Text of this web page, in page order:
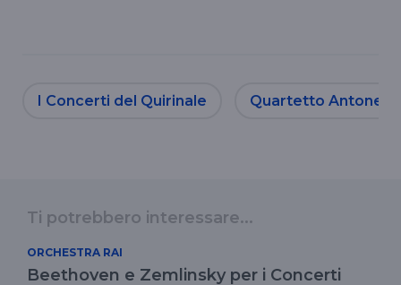
I Concerti del Quirinale Quartetto
Ti potrebbero interessare...
ORCHESTRA RAI
Beethoven e Zemlinsky per i Concerti